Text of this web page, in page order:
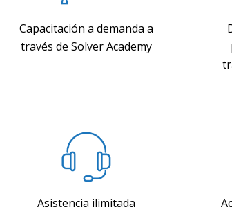
Capacitación a demanda a
través de Solver Academy
Asistencia ilimitada